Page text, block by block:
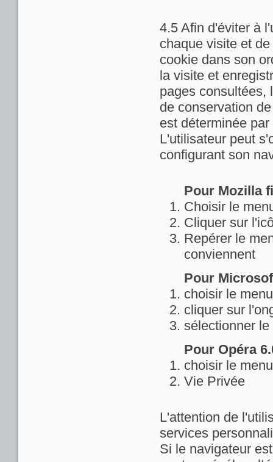
4.5 Afin d'éviter à
chaque visite et
cookie dans son
la visite et
pages consultées,
de conservation
est déterminée
L'utilisateur peut
configurant son
Pour Mozilla
Choisir le
Cliquer sur
Repérer le
conviennent
Pour
choisir le
cliquer sur
sélectionner
Pour Opéra
choisir le
Vie Privée
L'attention de
services
Si le navigateur